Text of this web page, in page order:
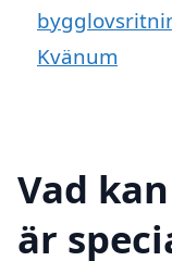
Kvänum
Vad
är